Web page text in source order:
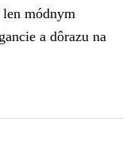
módnym
a dôrazu na